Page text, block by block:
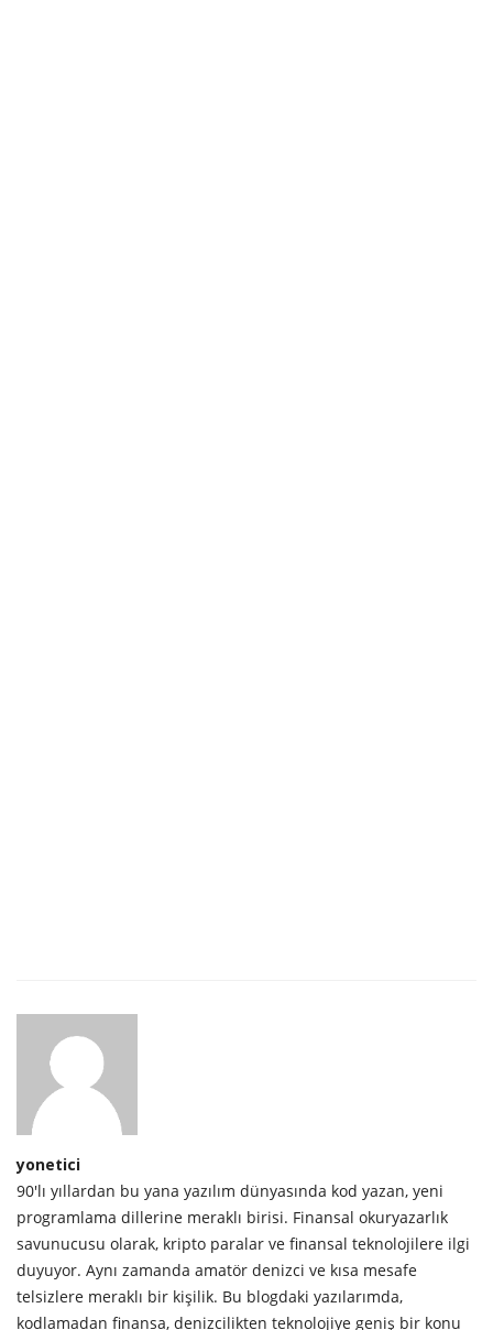
yonetici
90'lı yıllardan bu yana yazılım dünyasında kod yazan, yeni
programlama dillerine meraklı birisi. Finansal okuryazarlık
savunucusu olarak, kripto paralar ve finansal teknolojilere ilgi
duyuyor. Aynı zamanda amatör denizci ve kısa mesafe
telsizlere meraklı bir kişilik. Bu blogdaki yazılarımda,
kodlamadan finansa, denizcilikten teknolojiye geniş bir konu